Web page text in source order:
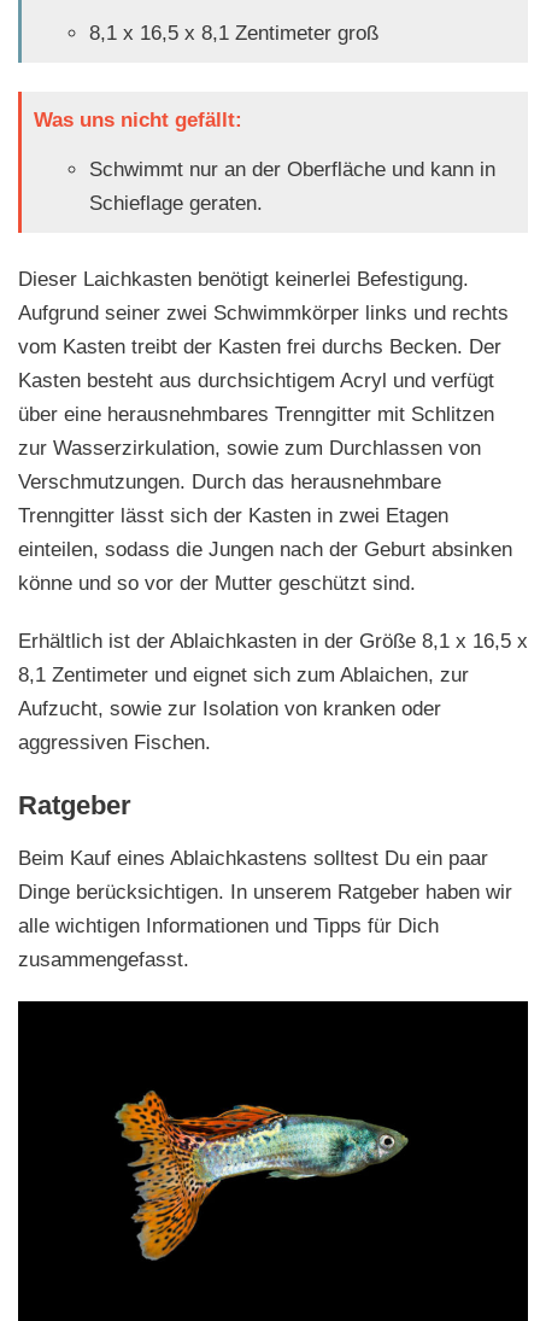
8,1 x 16,5 x 8,1 Zentimeter groß
Was uns nicht gefällt:
Schwimmt nur an der Oberfläche und kann in
Schieflage geraten.
Dieser Laichkasten benötigt keinerlei Befestigung.
Aufgrund seiner zwei Schwimmkörper links und rechts
vom Kasten treibt der Kasten frei durchs Becken. Der
Kasten besteht aus durchsichtigem Acryl und verfügt
über eine herausnehmbares Trenngitter mit Schlitzen
zur Wasserzirkulation, sowie zum Durchlassen von
Verschmutzungen. Durch das herausnehmbare
Trenngitter lässt sich der Kasten in zwei Etagen
einteilen, sodass die Jungen nach der Geburt absinken
könne und so vor der Mutter geschützt sind.
Erhältlich ist der Ablaichkasten in der Größe 8,1 x 16,5 x
8,1 Zentimeter und eignet sich zum Ablaichen, zur
Aufzucht, sowie zur Isolation von kranken oder
aggressiven Fischen.
Ratgeber
Beim Kauf eines Ablaichkastens solltest Du ein paar
Dinge berücksichtigen. In unserem Ratgeber haben wir
alle wichtigen Informationen und Tipps für Dich
zusammengefasst.